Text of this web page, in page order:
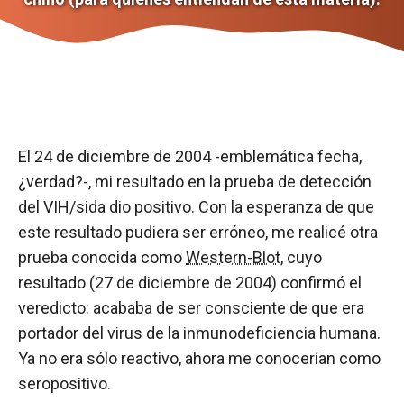
El 24 de diciembre de 2004 -emblemática fecha,
¿verdad?-, mi resultado en la prueba de detección
del VIH/sida dio positivo. Con la esperanza de que
este resultado pudiera ser erróneo, me realicé otra
prueba conocida comoWestern-Blot, cuyo
resultado (27 de diciembre de 2004) confirmó el
veredicto: acababa de ser consciente de que era
portador del virus de la inmunodeficiencia humana.
Ya no era sólo reactivo, ahora me conocerían como
seropositivo.